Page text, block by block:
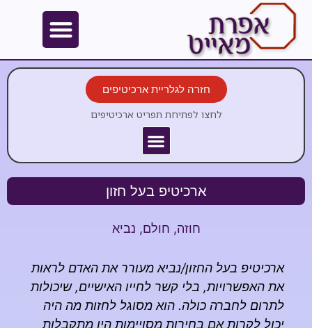
חזרה לגלריית ארכיטיפים
לחצו לפתיחת תפריט ארכיטיפים
ארכיטיפ בעל חזון
חוזה, חולם, נביא
ארכיטיפ בעל החזון/נביא מעורר את האדם לראות
את האפשרויות, בלי קשר לחייו האישיים, שיכולות
לתרום לחברה כולה. הוא מסוגל לחזות מה היה
יכול לקרות אם בחירות מסויימות היו מתקבלות